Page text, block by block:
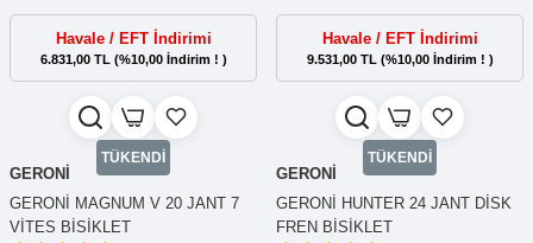
Havale / EFT İndirimi
6.831,00 TL (%10,00 İndirim ! )
Havale / EFT İndirimi
9.531,00 TL (%10,00 İndirim ! )
TÜKENDİ
GERONİ
GERONİ MAGNUM V 20 JANT 7
VİTES BİSİKLET
TÜKENDİ
GERONİ
GERONİ HUNTER 24 JANT DİSK
FREN BİSİKLET